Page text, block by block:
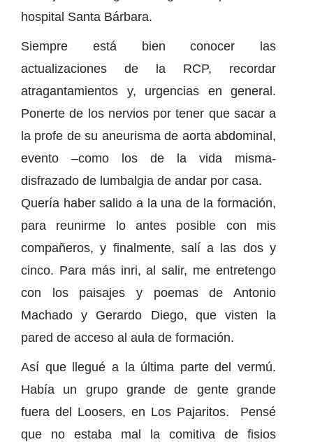
hospital Santa Bárbara.
Siempre está bien conocer las
actualizaciones de la RCP, recordar
atragantamientos y, urgencias en general.
Ponerte de los nervios por tener que sacar a
la profe de su aneurisma de aorta abdominal,
evento –como los de la vida misma-
disfrazado de lumbalgia de andar por casa.
Quería haber salido a la una de la formación,
para reunirme lo antes posible con mis
compañeros, y finalmente, salí a las dos y
cinco. Para más inri, al salir, me entretengo
con los paisajes y poemas de Antonio
Machado y Gerardo Diego, que visten la
pared de acceso al aula de formación.
Así que llegué a la última parte del vermú.
Había un grupo grande de gente grande
fuera del Loosers, en Los Pajaritos. Pensé
que no estaba mal la comitiva de fisios